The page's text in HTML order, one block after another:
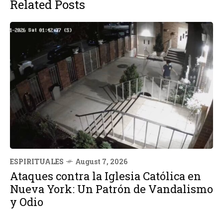
Related Posts
ESPIRITUALES August 7, 2026
Ataques contra la Iglesia Católica en
Nueva York: Un Patrón de Vandalismo
y Odio